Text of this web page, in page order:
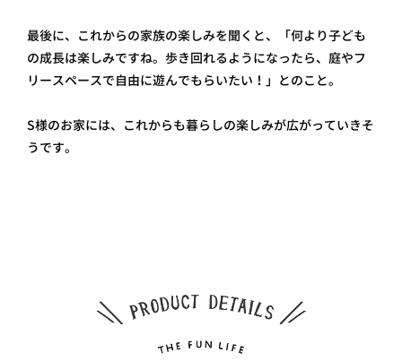
最後に、これからの家族の楽しみを聞くと、「何より子ども
の成長は楽しみですね。歩き回れるようになったら、庭やフ
リースペースで自由に遊んでもらいたい！」とのこと。
S様のお家には、これからも暮らしの楽しみが広がっていきそ
うです。